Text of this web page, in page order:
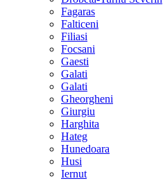
Fagaras
Falticeni
Filiasi
Focsani
Gaesti
Galati
Galati
Gheorgheni
Giurgiu
Harghita
Hateg
Hunedoara
Husi
Iernut